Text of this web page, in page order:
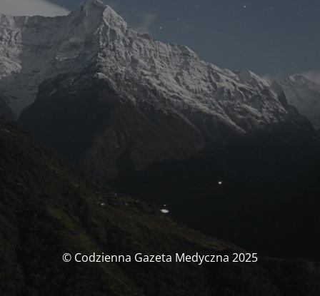
© Codzienna Gazeta Medyczna 2025